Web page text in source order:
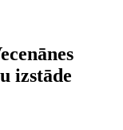
izstāde